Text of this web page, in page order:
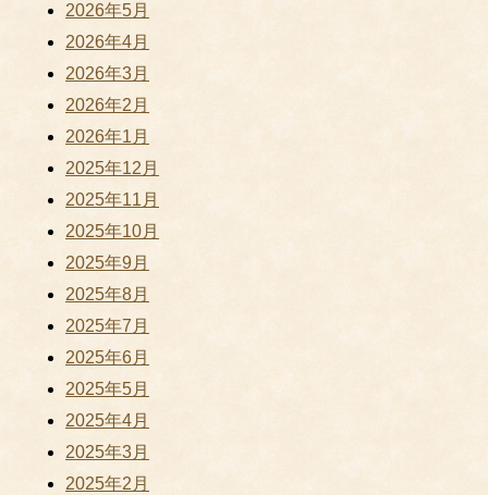
2026年5月
2026年4月
2026年3月
2026年2月
2026年1月
2025年12月
2025年11月
2025年10月
2025年9月
2025年8月
2025年7月
2025年6月
2025年5月
2025年4月
2025年3月
2025年2月